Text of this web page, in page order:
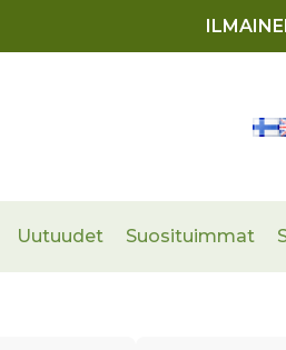
Uutuudet Suosituimmat